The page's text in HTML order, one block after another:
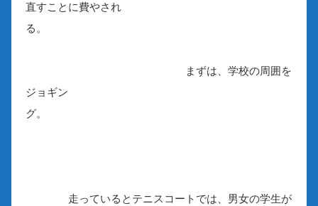
直すことに費やされ
る。
まずは、学校の周囲を
ジョギン
グ。
走っているとテニスコートでは、男女の学生が